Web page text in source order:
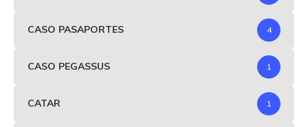
CASO PASAPORTES 4
CASO PEGASSUS 1
CATAR 1